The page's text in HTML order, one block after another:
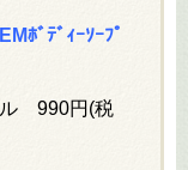
ﾎﾞﾃﾞｨｰｿｰﾌﾟ
990円(税